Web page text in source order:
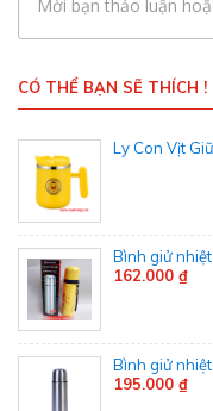
Mời bạn thảo luận
CÓ THỂ BẠN SẼ THÍCH !
Ly Con Vịt
Bình giử
162.000 ₫
Bình giử
195.000 ₫